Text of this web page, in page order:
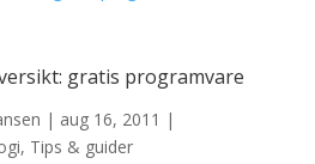
gratis programvare
| aug 16, 2011 |
, Tips & guider